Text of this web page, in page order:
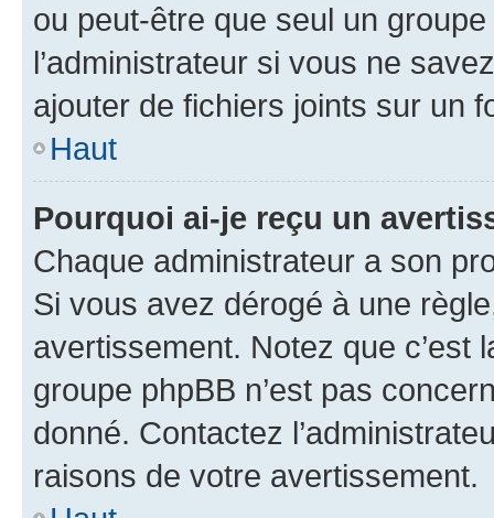
ou peut-être que seul un
l’administrateur si vous ne
ajouter de fichiers joints sur un
Haut
Pourquoi ai-je reçu un
Chaque administrateur a son
Si vous avez dérogé à une
avertissement. Notez que c’est
groupe phpBB n’est pas
donné. Contactez
raisons de votre avertissement.